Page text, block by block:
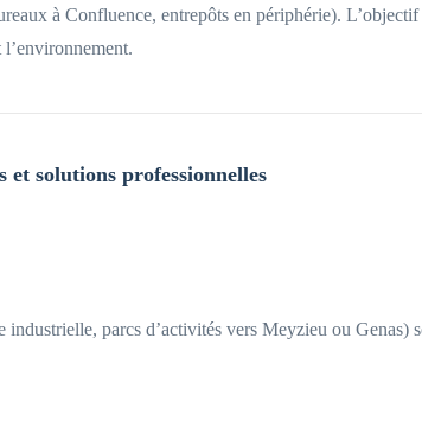
à Confluence, entrepôts en périphérie).
l’environnement.
solutions professionnelles
parcs d’activités vers Meyzieu ou Genas)